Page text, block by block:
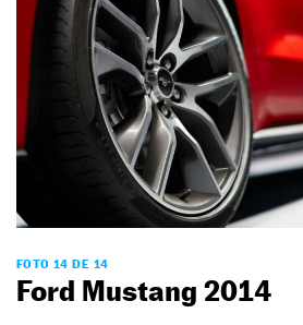
FOTO 14 DE 14
Ford Mustang 2014